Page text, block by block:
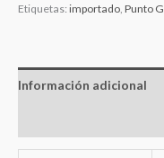
Etiquetas: importado Punto G
Información adicional